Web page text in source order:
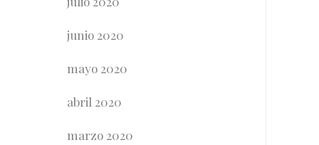
junio 2020
mayo 2020
abril 2020
marzo 2020